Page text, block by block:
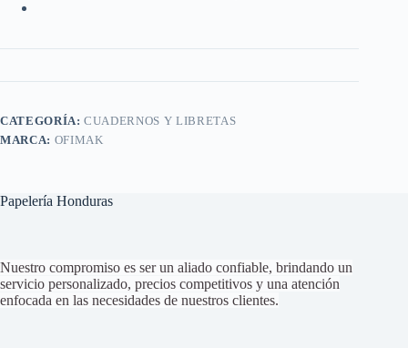
CATEGORÍA:CUADERNOS Y LIBRETAS
MARCA: OFIMAK
Papelería Honduras
Nuestro compromiso es ser un aliado confiable, brindando un
servicio personalizado, precios competitivos y una atención
enfocada en las necesidades de nuestros clientes.